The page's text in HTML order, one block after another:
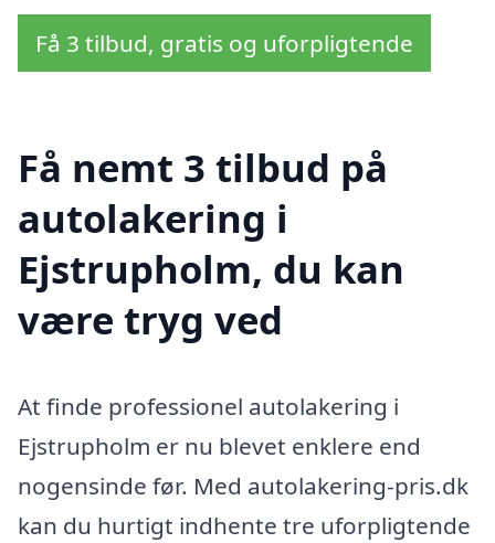
Få 3 tilbud, gratis og uforpligtende
Få nemt 3 tilbud på
autolakering i
Ejstrupholm, du kan
være tryg ved
At finde professionel autolakering i
Ejstrupholm er nu blevet enklere end
nogensinde før. Med autolakering-pris.dk
kan du hurtigt indhente tre uforpligtende